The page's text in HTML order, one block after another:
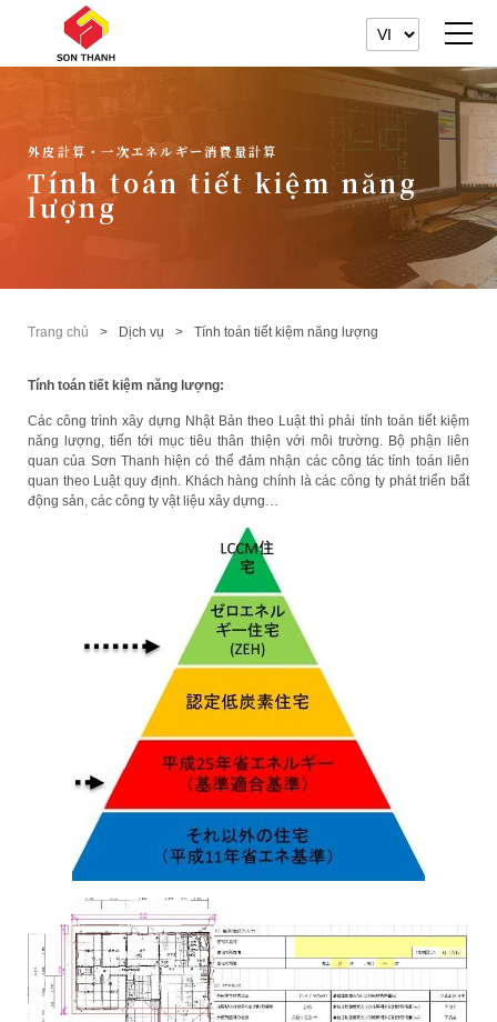
外皮計算・一次エネルギー消費量計算
Tính toán tiết kiệm năng
lượng
Trang chủ Dịch vụ Tính toán tiết kiệm năng lượng
Tính toán tiết kiệm năng lượng:
Các công trình xây dựng Nhật Bản theo Luật thì phải tính toán tiết kiệm
năng lượng, tiến tới mục tiêu thân thiện với môi trường. Bộ phận liên
quan của Sơn Thanh hiện có thể đảm nhận các công tác tính toán liên
quan theo Luật quy định. Khách hàng chính là các công ty phát triển bất
động sản, các công ty vật liệu xây dựng…